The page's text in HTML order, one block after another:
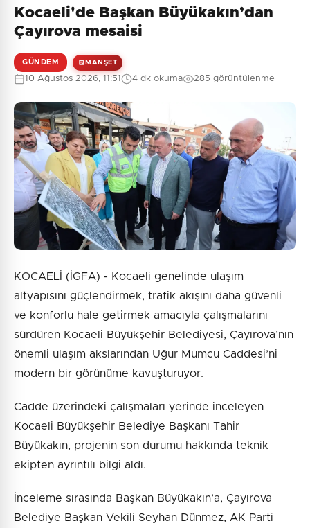
Güvenlik Sorusu:
5 + 1 = ?
Gönder
Henüz yorum yapılmamış. İlk yorumu siz yapın!
Kocaeli'de Başkan Büyükakın’dan
Çayırova mesaisi
GÜNDEM MANŞET
10 Ağustos 2026, 11:51 4 dk okuma 285 görüntülenme
KOCAELİ (İGFA) - Kocaeli genelinde ulaşım
altyapısını güçlendirmek, trafik akışını daha güvenli
ve konforlu hale getirmek amacıyla çalışmalarını
sürdüren Kocaeli Büyükşehir Belediyesi, Çayırova’nın
önemli ulaşım akslarından Uğur Mumcu Caddesi’ni
modern bir görünüme kavuşturuyor.
Cadde üzerindeki çalışmaları yerinde inceleyen
Kocaeli Büyükşehir Belediye Başkanı Tahir
Büyükakın, projenin son durumu hakkında teknik
ekipten ayrıntılı bilgi aldı.
İnceleme sırasında Başkan Büyükakın’a, Çayırova
Belediye Başkan Vekili Seyhan Dünmez, AK Parti